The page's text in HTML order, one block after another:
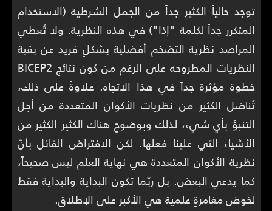
توجد حالياً الكثير جداً من الجمل الشرطية (الاستخدام
المتكرر جداً لكلمة "إذا") في هذه النظرية. ولا تُعطي
المراصد نظرية التضخم أفضلية بشكلٍ فريد عن بقية
النظريات المطروحه على الرغم من كون نتائج BICEP2
خطوة مؤثرة جداً في هذا الاتجاه. علاوةً على ذلك،
تُناضل الكثير من نظريات الأكوان المتعددة من أجل
التنبؤ بأي شيء، لذلك وبوضوح هناك الكثير الكثير من
الأشياء التي علينا فعلها. لكن الافتراض القائل بأنّ
نظرية الأكوان المتعددة هي نهاية العلم ليس صحيحاً،
كما يدعي البعض. بل ربّما تكون البداية والبداية فقط
لخوض مغامرةٍ علمية هي الأكبر على الإطلاق.